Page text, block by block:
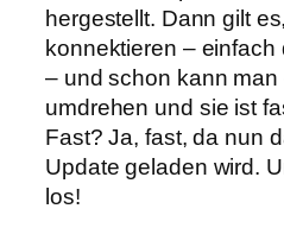
hergestellt. Dann gilt
konnektieren –
– und schon kann
umdrehen und sie ist
Fast? Ja, fast, da nun
Update geladen wird.
los!